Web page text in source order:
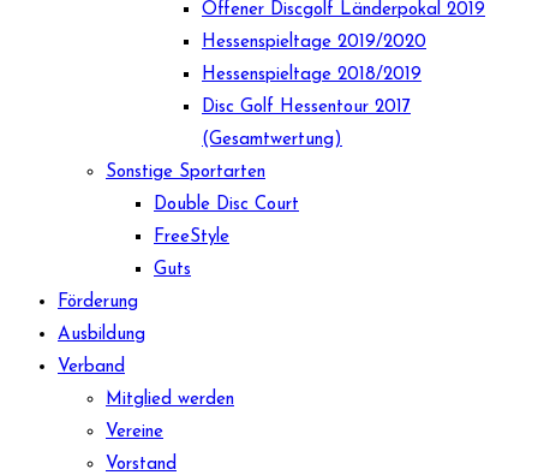
Offener Discgolf Länderpokal 2019
Hessenspieltage 2019/2020
Hessenspieltage 2018/2019
Disc Golf Hessentour 2017
(Gesamtwertung)
Sonstige Sportarten
Double Disc Court
FreeStyle
Guts
Förderung
Ausbildung
Verband
Mitglied werden
Vereine
Vorstand